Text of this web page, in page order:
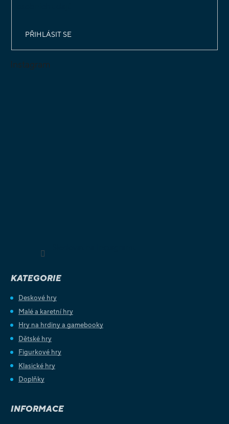
PŘIHLÁSIT SE
Instagram
KATEGORIE
Deskové hry
Malé a karetní hry
Hry na hrdiny a gamebooky
Dětské hry
Figurkové hry
Klasické hry
Doplňky
INFORMACE